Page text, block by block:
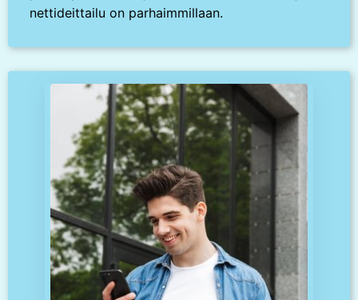
nettideittailu on parhaimmillaan.